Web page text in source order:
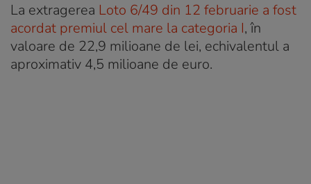
La extragerea Loto 6/49 din 12 februarie a fost
acordat premiul cel mare la categoria I, în
valoare de 22,9 milioane de lei, echivalentul a
aproximativ 4,5 milioane de euro.